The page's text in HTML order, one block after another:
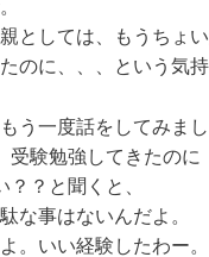
としては、もうちょ
のに、、、という気
う一度話をしてみまし
受験勉強してきたのに
？と聞くと、
な事はないんだよ。
。いい経験したわー